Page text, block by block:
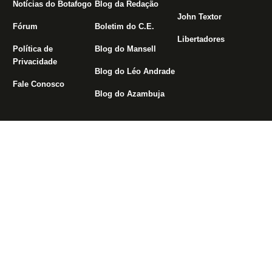
Notícias do Botafogo
Fórum
Política de
Privacidade
Fale Conosco
Blog da Redação
Boletim do C.E.
Blog do Mansell
Blog do Léo Andrade
Blog do Azambuja
John Textor
Libertadores